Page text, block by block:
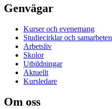
Genvägar
Kurser och evenemang
Studiecirklar och samarbeten
Arbetsliv
Skolor
Utbildningar
Aktuellt
Kursledare
Om oss